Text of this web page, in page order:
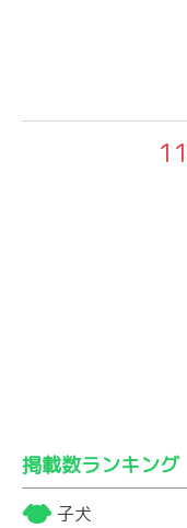
11
掲載数ランキング
子犬